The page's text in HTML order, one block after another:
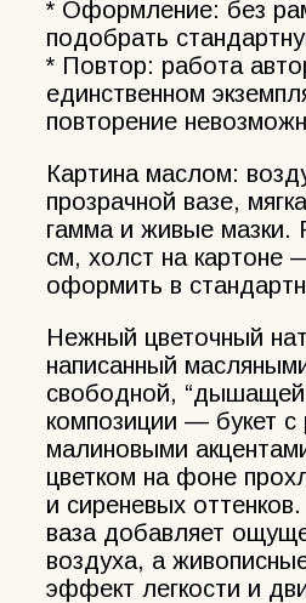
* Оформление: без
подобрать
* Повтор: работа
единственном
повторение
Картина маслом:
прозрачной вазе,
гамма и живые мазки.
см, холст на картоне
оформить в
Нежный цветочный
написанный
свободной,
композиции — букет с
малиновыми
цветком на фоне
и сиреневых
ваза добавляет
воздуха, а
эффект легкости и